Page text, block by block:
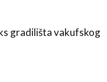
gradilišta vakufskog